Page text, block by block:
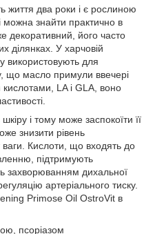
життя два роки і є рослиною
можна знайти практично в
декоративний, його часто
ділянках. У харчовій
використовують для
що масло примули ввечері
LA і GLA, воно
і тому може заспокоїти її
знизити рівень
ваги. Кислоти, що входять до
підтримують
захворюванням дихальної
артеріального тиску.
Primose Oil OstroVit в
псоріазом